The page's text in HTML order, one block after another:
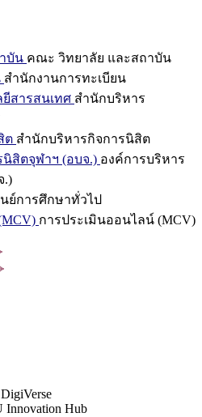
บัน คณะ วิทยาลัย และสถาบัน
สำนักงานการทะเบียน
สารสนเทศ สำนักบริหาร
ต สำนักบริหารกิจการนิสิต
สิตจุฬาฯ (อบจ.) องค์การบริหาร
.)
ย์การศึกษาทั่วไป
การประเมินออนไลน์ (MCV)
Innovation Hub